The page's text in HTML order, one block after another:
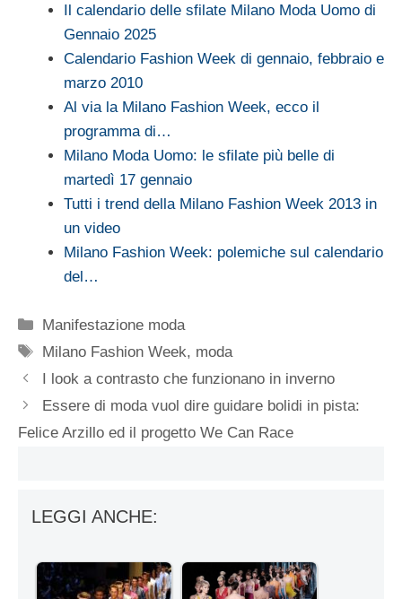
Il calendario delle sfilate Milano Moda Uomo di
Gennaio 2025
Calendario Fashion Week di gennaio, febbraio e
marzo 2010
Al via la Milano Fashion Week, ecco il
programma di…
Milano Moda Uomo: le sfilate più belle di
martedì 17 gennaio
Tutti i trend della Milano Fashion Week 2013 in
un video
Milano Fashion Week: polemiche sul calendario
del…
Categorie
Manifestazione moda
Tag
Milano Fashion Week, moda
I look a contrasto che funzionano in inverno
Essere di moda vuol dire guidare bolidi in pista:
Felice Arzillo ed il progetto We Can Race
LEGGI ANCHE: